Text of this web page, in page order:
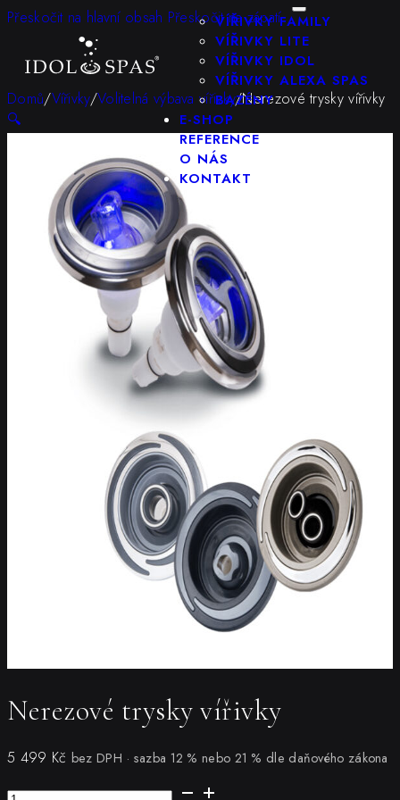
Přeskočit na hlavní obsah Přeskočit na zápatí
VÍŘIVKY FAMILY
VÍŘIVKY LITE
VÍŘIVKY IDOL
VÍŘIVKY ALEXA SPAS
BAZÉNY
E-SHOP
REFERENCE
O NÁS
KONTAKT
Domů/Vířivky/Volitelná výbava vířivky/Nerezové trysky vířivky
🔍
Nerezové trysky vířivky
5 499 Kč bez DPH · sazba 12 % nebo 21 % dle daňového zákona
Nerezové